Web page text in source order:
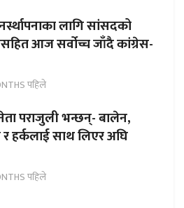
लागि सांसदको
आज सर्वोच्च जाँदै कांग्रेस-
पहिले
पराजुली भन्छन्- बालेन,
हर्कलाई साथ लिएर अघि
पहिले